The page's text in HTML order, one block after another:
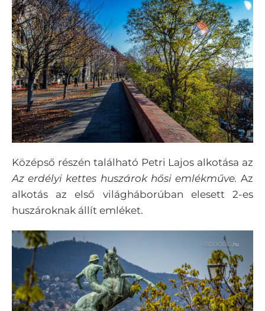
Középső részén található Petri Lajos alkotása az
Az erdélyi kettes huszárok hősi emlékműve. Az
alkotás az első világháborúban elesett 2-es
huszároknak állít emléket.